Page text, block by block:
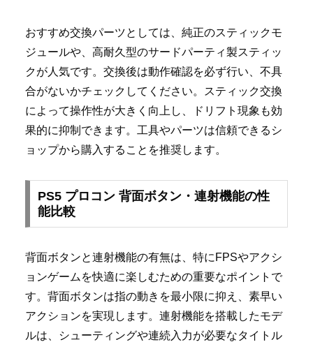
おすすめ交換パーツとしては、純正のスティックモ
ジュールや、高耐久型のサードパーティ製スティッ
クが人気です。交換後は動作確認を必ず行い、不具
合がないかチェックしてください。スティック交換
によって操作性が大きく向上し、ドリフト現象も効
果的に抑制できます。工具やパーツは信頼できるシ
ョップから購入することを推奨します。
PS5 プロコン 背面ボタン・連射機能の性
能比較
背面ボタンと連射機能の有無は、特にFPSやアクシ
ョンゲームを快適に楽しむための重要なポイントで
す。背面ボタンは指の動きを最小限に抑え、素早い
アクションを実現します。連射機能を搭載したモデ
ルは、シューティングや連続入力が必要なタイトル